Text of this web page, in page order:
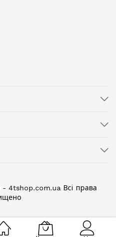
- 4tshop.com.ua Всі права